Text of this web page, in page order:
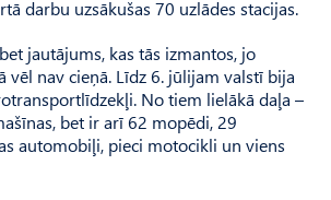
darbu uzsākušas 70 uzlādes stacijas.
jautājums, kas tās izmantos, jo
nav cieņā. Līdz 6. jūlijam valstī bija
No tiem lielākā daļa –
bet ir arī 62 mopēdi, 29
automobiļi, pieci motocikli un viens